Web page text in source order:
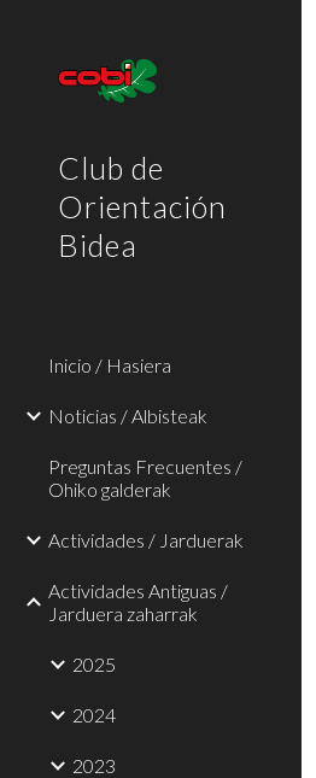
Club de
Orientación
Bidea
Inicio / Hasiera
Noticias / Albisteak
Preguntas Frecuentes /
Ohiko galderak
Actividades / Jarduerak
Actividades Antiguas /
Jarduera zaharrak
2025
2024
2023